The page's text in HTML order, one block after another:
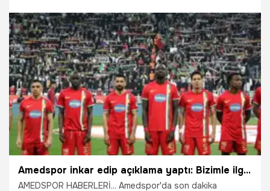
9.04.2026 Diyarbakır
Amedspor inkar edip açıklama yaptı: Bizimle ilgisi yok
AMEDSPOR HABERLERİ... Amedspor'da son dakika